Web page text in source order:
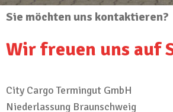
Sie möchten uns kontaktieren?
Wir freuen uns auf
City Cargo Termingut GmbH
Niederlassung Braunschweig